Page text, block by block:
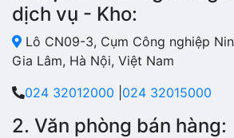
dịch vụ - Kho:
Lô CN09-3, Cụm Công nghiệp
Gia Lâm, Hà Nội, Việt Nam
024 32012000 024 32015000
2. Văn phòng bán hàng: